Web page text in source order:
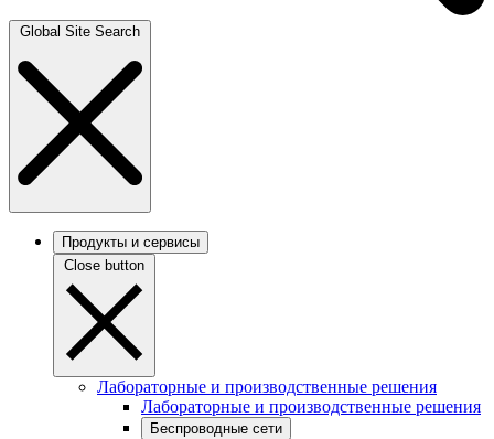
Global Site Search
Продукты и сервисы
Close button
Лабораторные и производственные решения
Лабораторные и производственные решения
Беспроводные сети